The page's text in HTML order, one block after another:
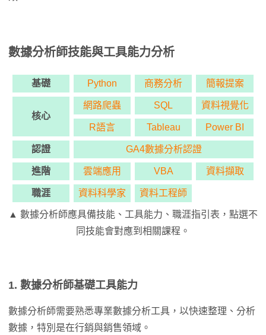
數據分析師技能與工具能力分析
基礎 Python 商務分析 簡報提案
核心
網路爬蟲 SQL 資料視覺化
R語言 Tableau Power BI
認證 GA4數據分析認證
進階 雲端應用 VBA 資料擷取
職涯 資料科學家 資料工程師
▲ 數據分析師應具備技能、工具能力、職涯指引表，點選不
同技能會對應到相關課程。
1. 數據分析師基礎工具能力
數據分析師需要熟悉專業數據分析工具，以快速整理、分析
數據，特別是在行銷與銷售領域。